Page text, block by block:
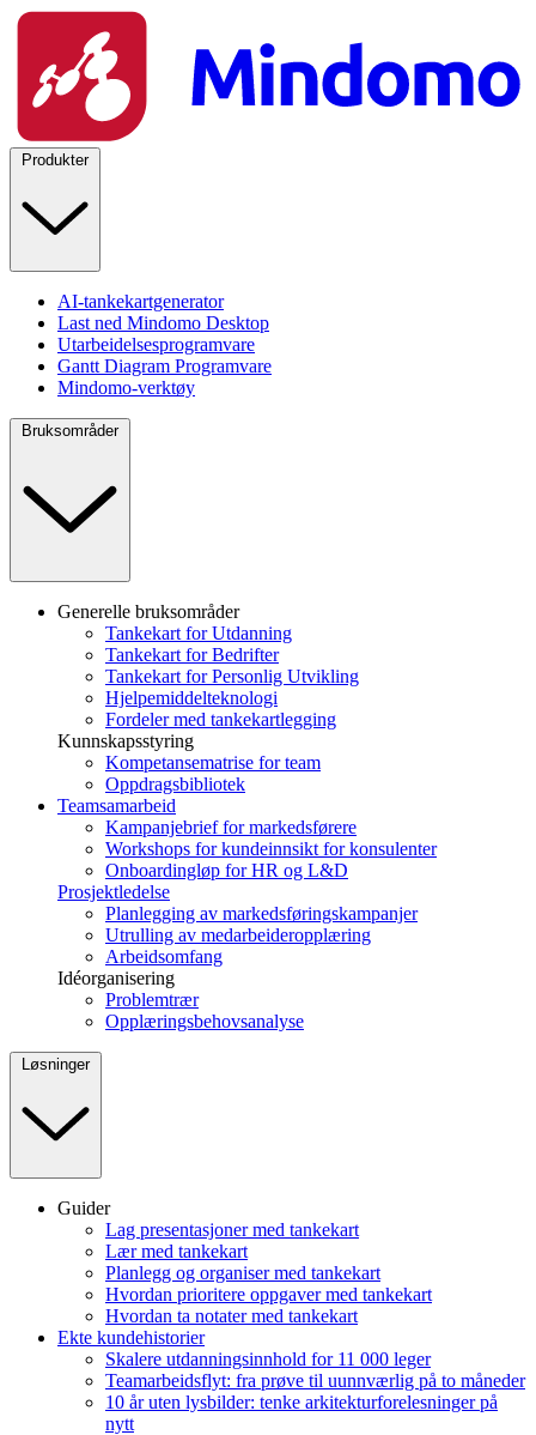
Produkter
AI-tankekartgenerator
Last ned Mindomo Desktop
Utarbeidelsesprogramvare
Gantt Diagram Programvare
Mindomo-verktøy
Bruksområder
Generelle bruksområder
Tankekart for Utdanning
Tankekart for Bedrifter
Tankekart for Personlig Utvikling
Hjelpemiddelteknologi
Fordeler med tankekartlegging
Kunnskapsstyring
Kompetansematrise for team
Oppdragsbibliotek
Teamsamarbeid
Kampanjebrief for markedsførere
Workshops for kundeinnsikt for konsulenter
Onboardingløp for HR og L&D
Prosjektledelse
Planlegging av markedsføringskampanjer
Utrulling av medarbeideropplæring
Arbeidsomfang
Idéorganisering
Problemtrær
Opplæringsbehovsanalyse
Løsninger
Guider
Lag presentasjoner med tankekart
Lær med tankekart
Planlegg og organiser med tankekart
Hvordan prioritere oppgaver med tankekart
Hvordan ta notater med tankekart
Ekte kundehistorier
Skalere utdanningsinnhold for 11 000 leger
Teamarbeidsflyt: fra prøve til uunnværlig på to måneder
10 år uten lysbilder: tenke arkitekturforelesninger på
nytt